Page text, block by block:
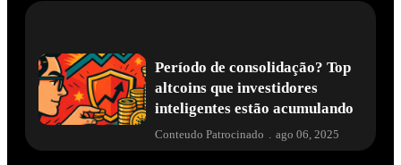
Período de consolidação? Top
altcoins que investidores
inteligentes estão acumulando
Conteudo Patrocinado . ago 06, 2025